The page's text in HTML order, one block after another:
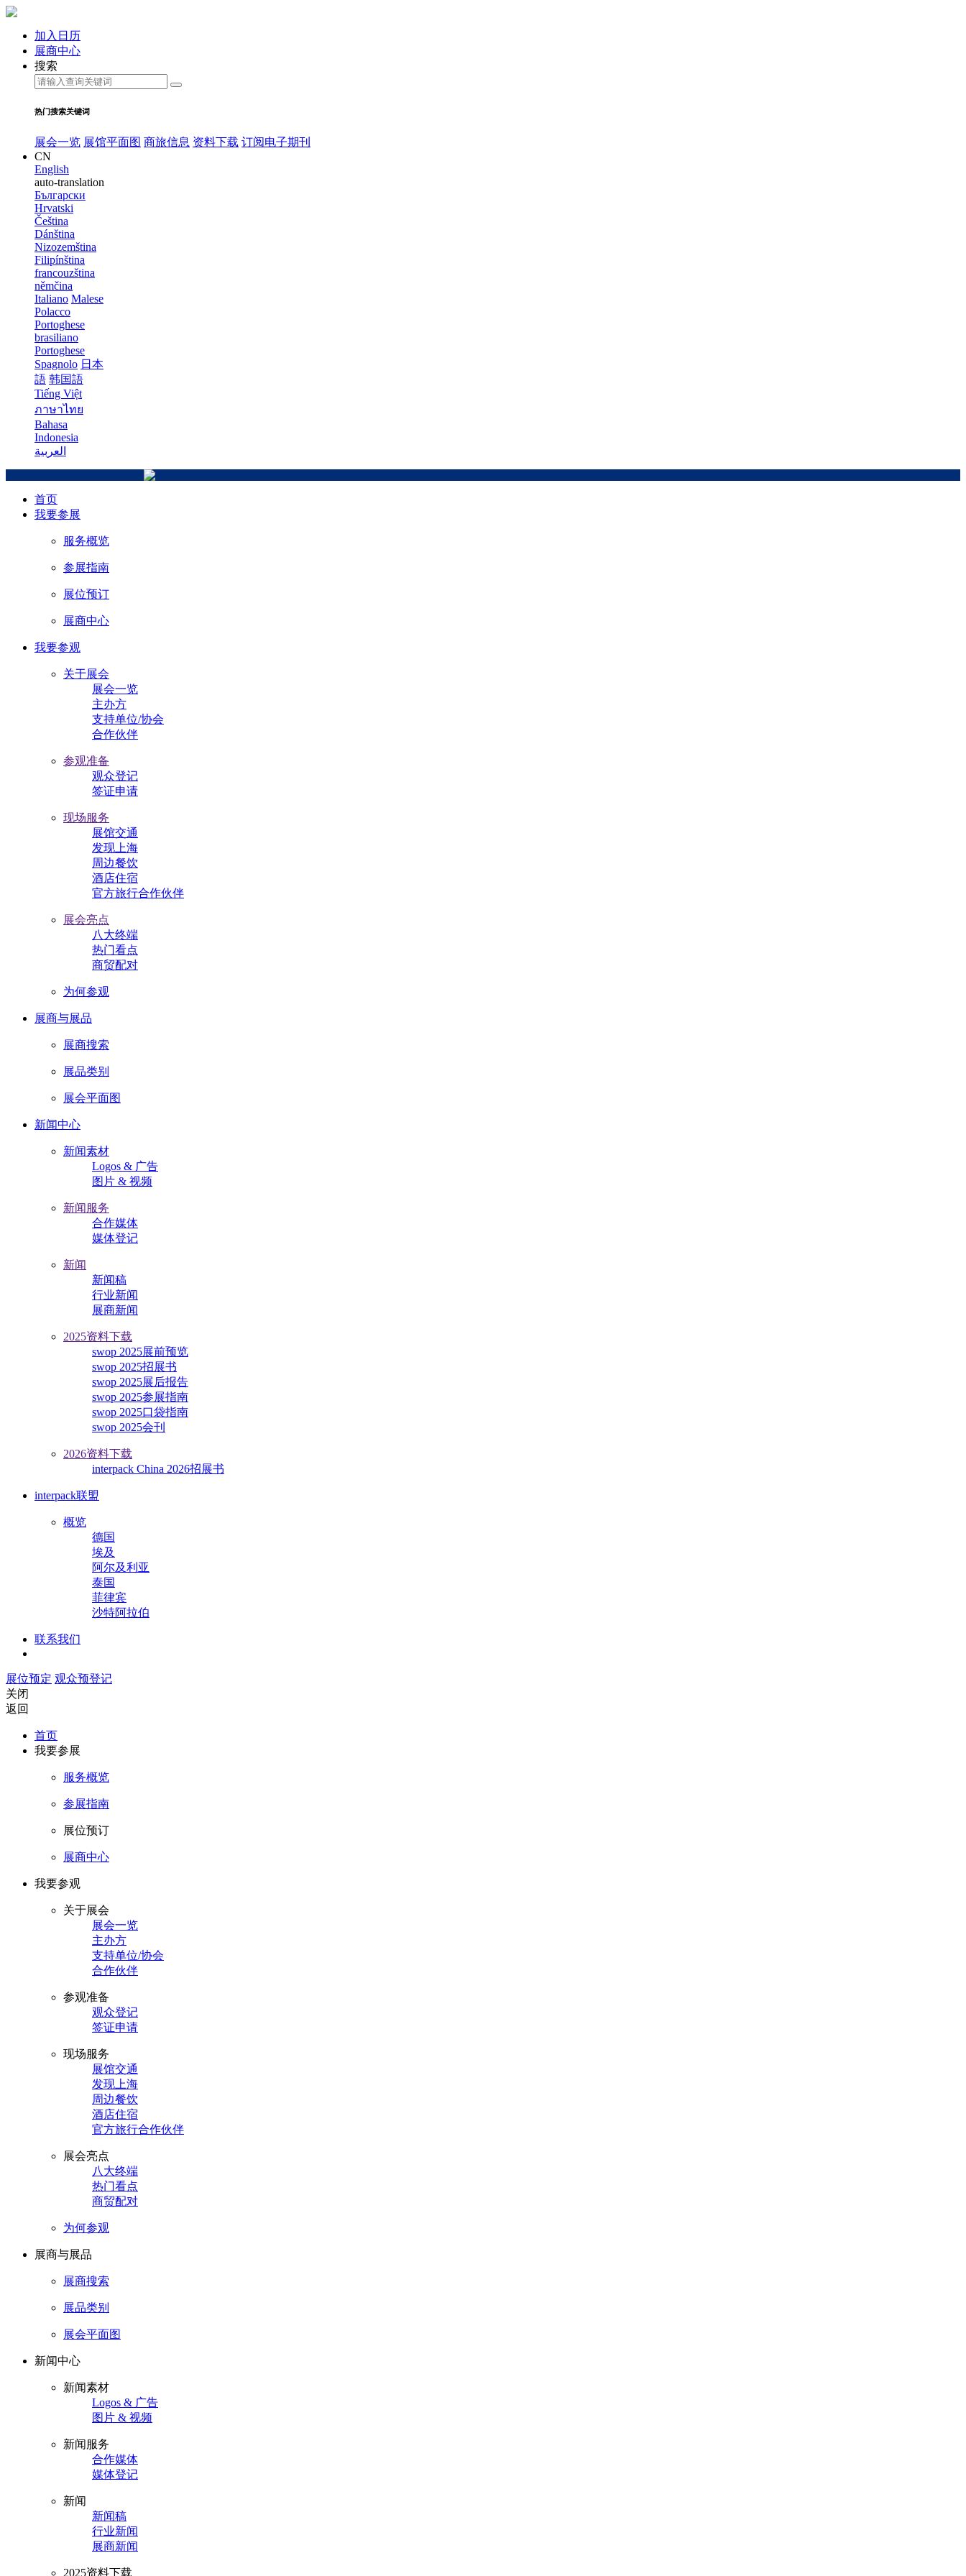
加入日历
展商中心
搜索
热门搜索关键词
展会一览 展馆平面图 商旅信息 资料下载 订阅电子期刊
CN
English
auto-translation
Български
Hrvatski
Čeština
Dánština
Nizozemština
Filipínština
francouzština
němčina
Italiano Malese
Polacco
Portoghese
brasiliano
Portoghese
Spagnolo 日本
語 韩国語
Tiếng Việt
ภาษาไทย
Bahasa
Indonesia
العربية
首页
我要参展
服务概览
参展指南
展位预订
展商中心
我要参观
关于展会
展会一览
主办方
支持单位/协会
合作伙伴
参观准备
观众登记
签证申请
现场服务
展馆交通
发现上海
周边餐饮
酒店住宿
官方旅行合作伙伴
展会亮点
八大终端
热门看点
商贸配对
为何参观
展商与展品
展商搜索
展品类别
展会平面图
新闻中心
新闻素材
Logos & 广告
图片 & 视频
新闻服务
合作媒体
媒体登记
新闻
新闻稿
行业新闻
展商新闻
2025资料下载
swop 2025展前预览
swop 2025招展书
swop 2025展后报告
swop 2025参展指南
swop 2025口袋指南
swop 2025会刊
2026资料下载
interpack China 2026招展书
interpack联盟
概览
德国
埃及
阿尔及利亚
泰国
菲律宾
沙特阿拉伯
联系我们
展位预定 观众预登记
关闭
返回
首页
我要参展
服务概览
参展指南
展位预订
展商中心
我要参观
关于展会
展会一览
主办方
支持单位/协会
合作伙伴
参观准备
观众登记
签证申请
现场服务
展馆交通
发现上海
周边餐饮
酒店住宿
官方旅行合作伙伴
展会亮点
八大终端
热门看点
商贸配对
为何参观
展商与展品
展商搜索
展品类别
展会平面图
新闻中心
新闻素材
Logos & 广告
图片 & 视频
新闻服务
合作媒体
媒体登记
新闻
新闻稿
行业新闻
展商新闻
2025资料下载